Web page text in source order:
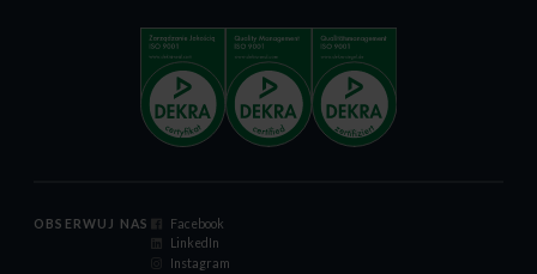
OBSERWUJ NAS
Facebook
LinkedIn
Instagram